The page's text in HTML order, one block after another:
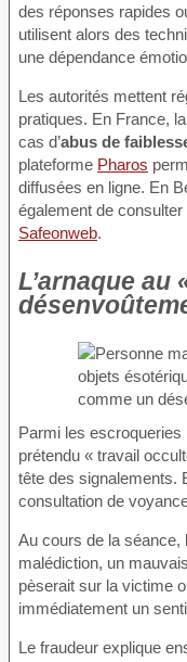
des réponses rapides
utilisent alors des
une dépendance
Les autorités mettent
pratiques. En France, la
cas d’abus de
plateforme Pharos
diffusées en ligne. En
également de
Safeonweb.
L’arnaque au
Parmi les
prétendu « travail
tête des signalements.
consultation de
Au cours de la séance,
malédiction, un
pèserait sur la victime
immédiatement un
Le fraudeur explique